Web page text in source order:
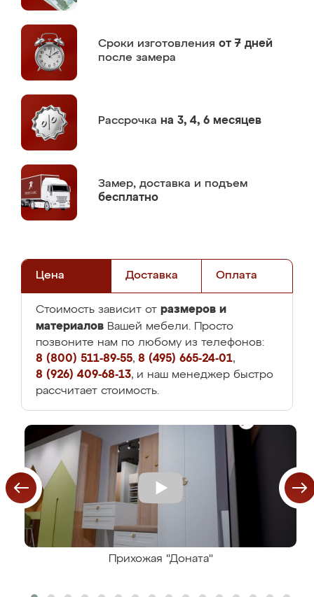
Сроки изготовления от 7 дней
после замера
Рассрочка на 3, 4, 6 месяцев
Замер, доставка и подъем
бесплатно
Цена Доставка Оплата
Стоимость зависит от размеров и
материалов Вашей мебели. Просто
позвоните нам по любому из телефонов:
8 (800) 511-89-55, 8 (495) 665-24-01,
8 (926) 409-68-13, и наш менеджер быстро
рассчитает стоимость.
Прихожая "Доната"